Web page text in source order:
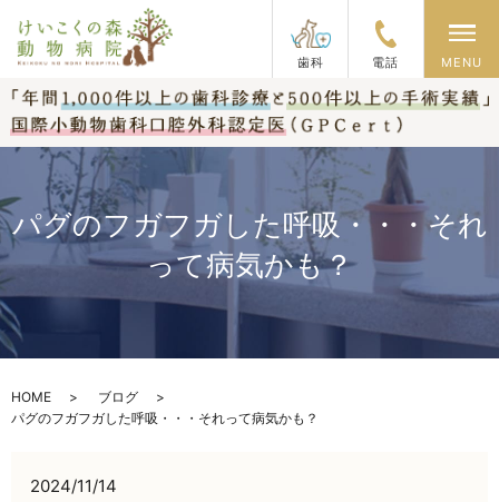
歯科 電話
メ
MENU
パグのフガフガした呼吸・・・それ
って病気かも？
HOME
ブログ
パグのフガフガした呼吸・・・それって病気かも？
2024/11/14